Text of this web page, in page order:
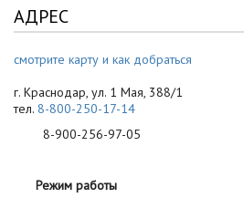
АДРЕС
смотрите карту и как добраться
г. Краснодар, ул. 1 Мая, 388/1
тел. 8-800-250-17-14
8-900-256-97-05
Режим работы